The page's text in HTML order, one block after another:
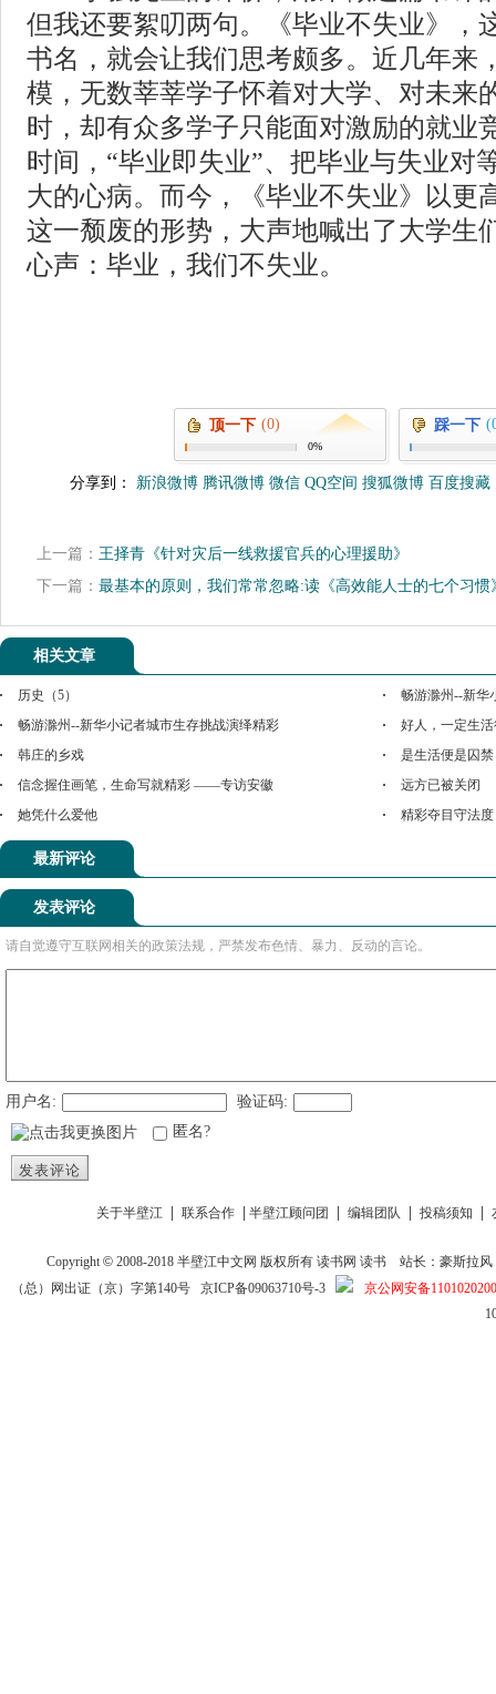
但我还要絮叨两句。《毕业不失业》，
书名，就会让我们思考颇多。近几年来
模，无数莘莘学子怀着对大学、对未来
时，却有众多学子只能面对激励的就业
时间，“毕业即失业”、把毕业与失业对
大的心病。而今，《毕业不失业》以更
这一颓废的形势，大声地喊出了大学生
心声：毕业，我们不失业。
顶一下 (0)
0%
踩一下
分享到： 新浪微博 腾讯微博 微信 QQ空间 搜狐微博 百度搜藏
上一篇： 王择青《针对灾后一线救援官兵的心理援助》
下一篇： 最基本的原则，我们常常忽略:读《高效能人士的七个习惯
相关文章
历史（5）
畅游滁州--新华
畅游滁州--新华小记者城市生存挑战演绎精彩
好人，一定生
韩庄的乡戏
是生活便是囚禁
信念握住画笔，生命写就精彩 ——专访安徽
远方已被关闭
她凭什么爱他
精彩夺目守法
最新评论
发表评论
请自觉遵守互联网相关的政策法规，严禁发布色情、暴力、反动的言论。
用户名:
验证码:
匿名?
发表评论
关于半壁江 联系合作 半壁江顾问团 编辑团队 投稿须知
Copyright © 2008-2018半壁江中文网 版权所有读书网 读书
站长：豪斯拉风
（总）网出证（京）字第140号 京ICP备09063710号-3
京公网安备